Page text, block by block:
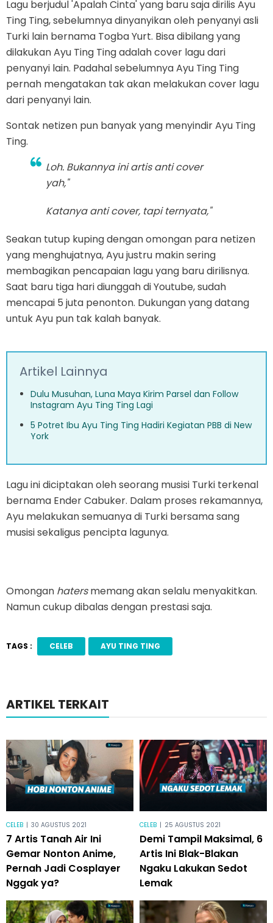
Lagu berjudul 'Apalah Cinta' yang baru saja dirilis Ayu
Ting Ting, sebelumnya dinyanyikan oleh penyanyi asli
Turki lain bernama Togba Yurt. Bisa dibilang yang
dilakukan Ayu Ting Ting adalah cover lagu dari
penyanyi lain. Padahal sebelumnya Ayu Ting Ting
pernah mengatakan tak akan melakukan cover lagu
dari penyanyi lain.
Sontak netizen pun banyak yang menyindir Ayu Ting
Ting.
Loh. Bukannya ini artis anti cover
yah,"
Katanya anti cover, tapi ternyata,"
Seakan tutup kuping dengan omongan para netizen
yang menghujatnya, Ayu justru makin sering
membagikan pencapaian lagu yang baru dirilisnya.
Saat baru tiga hari diunggah di Youtube, sudah
mencapai 5 juta penonton. Dukungan yang datang
untuk Ayu pun tak kalah banyak.
Artikel Lainnya
Dulu Musuhan, Luna Maya Kirim Parsel dan Follow
Instagram Ayu Ting Ting Lagi
5 Potret Ibu Ayu Ting Ting Hadiri Kegiatan PBB di New
York
Lagu ini diciptakan oleh seorang musisi Turki terkenal
bernama Ender Cabuker. Dalam proses rekamannya,
Ayu melakukan semuanya di Turki bersama sang
musisi sekaligus pencipta lagunya.
Omongan hatersmemang akan selalu menyakitkan.
Namun cukup dibalas dengan prestasi saja.
TAGS : CELEB AYU TING TING
ARTIKEL TERKAIT
CELEB | 30 AGUSTUS 2021
7 Artis Tanah Air Ini
Gemar Nonton Anime,
Pernah Jadi Cosplayer
Nggak ya?
CELEB | 25 AGUSTUS 2021
Demi Tampil Maksimal, 6
Artis Ini Blak-Blakan
Ngaku Lakukan Sedot
Lemak